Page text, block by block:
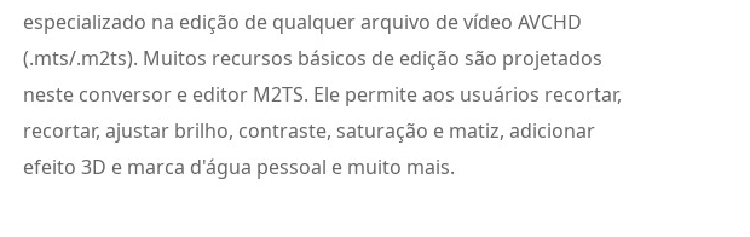
especializado na edição de qualquer arquivo de vídeo AVCHD
(.mts/.m2ts). Muitos recursos básicos de edição são projetados
neste conversor e editor M2TS. Ele permite aos usuários recortar,
recortar, ajustar brilho, contraste, saturação e matiz, adicionar
efeito 3D e marca d'água pessoal e muito mais.